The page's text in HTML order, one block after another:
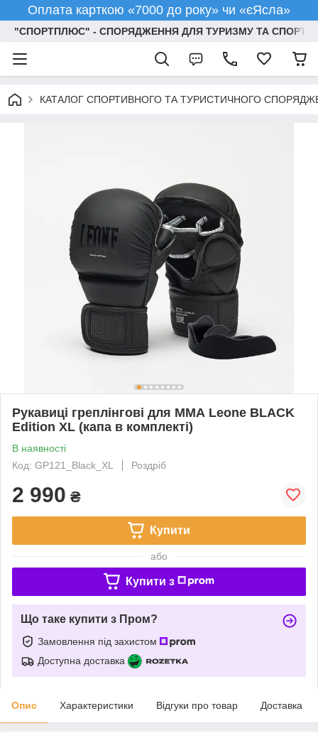
Оплата карткою «7000 до року» чи «єЯсла»
"СПОРТПЛЮС" - СПОРЯДЖЕННЯ ДЛЯ ТУРИЗМУ ТА СПОРТУ
КАТАЛОГ СПОРТИВНОГО ТА ТУРИСТИЧНОГО
Рукавиці греплінгові для ММА Leone BLACK
Edition XL (капа в комплекті)
В наявності
Код: GP121_Black_XL
Роздріб
2 990 ₴
Купити
або
Купити з
Що таке купити з Пром?
Замовлення під захистом
Доступна доставка
Опис Характеристики Відгуки про товар Доставка